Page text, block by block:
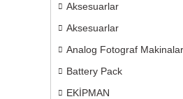
Aksesuarlar
Aksesuarlar
Analog Fotograf Makinalar
Battery Pack
EKİPMAN